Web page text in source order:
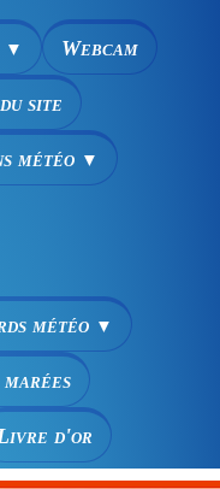
▼ Webcam
site
météo ▼
météo ▼
d'or